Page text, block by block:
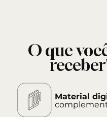
O que
Material